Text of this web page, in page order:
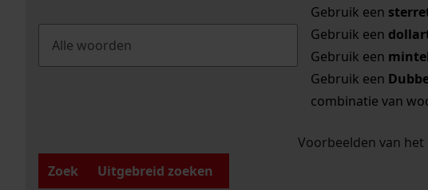
Gebruik een
Gebruik een
Gebruik een
Gebruik een
combinatie van
Voorbeelden van
Zoek
Uitgebreid zoeken